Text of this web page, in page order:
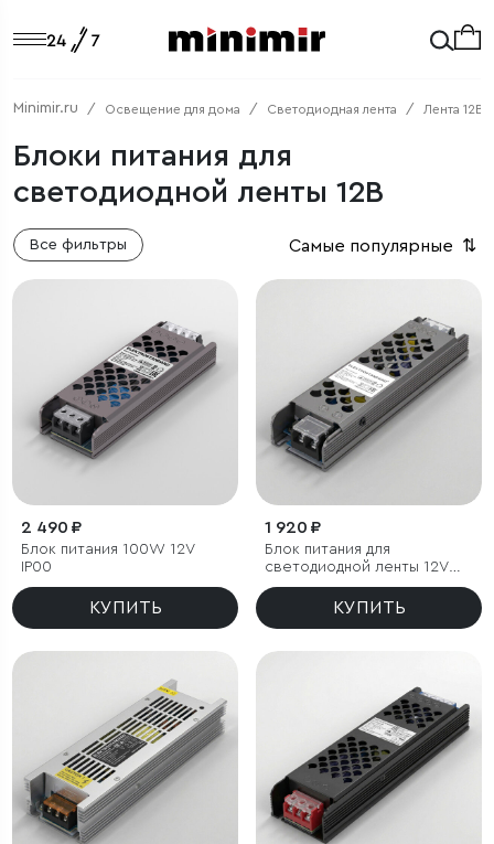
Minimir.ru Освещение для дома Светодиодная лента Лента 12В
Блоки питания для
светодиодной ленты 12В
Все фильтры Самые популярные ⇅
2 490 ₽
Блок питания 100W 12V
IP00
КУПИТЬ
1 920 ₽
Блок питания для
светодиодной ленты 12V
60W
КУПИТЬ